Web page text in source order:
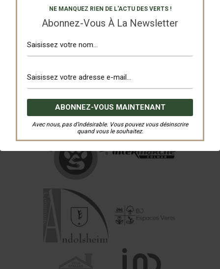
NE MANQUEZ RIEN DE L'ACTU DES VERTS !
Abonnez-Vous À La Newsletter
Avec nous, pas d’indésirable. Vous pouvez vous désinscrire
quand vous le souhaitez.